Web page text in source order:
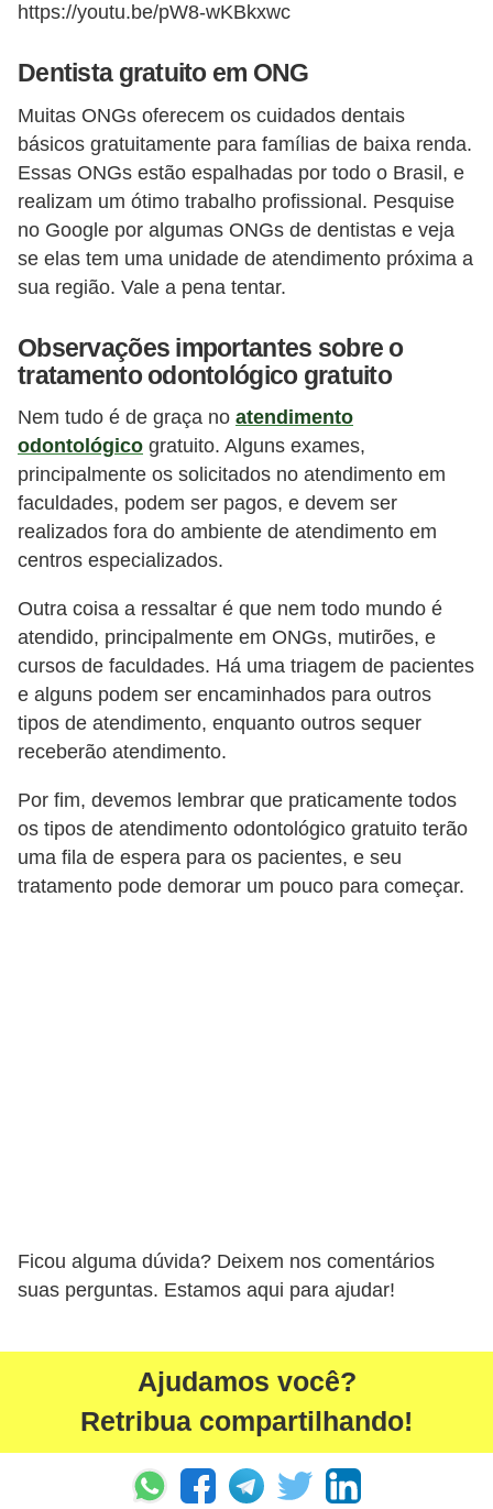
https://youtu.be/pW8-wKBkxwc
Dentista gratuito em ONG
Muitas ONGs oferecem os cuidados dentais
básicos gratuitamente para famílias de baixa renda.
Essas ONGs estão espalhadas por todo o Brasil, e
realizam um ótimo trabalho profissional. Pesquise
no Google por algumas ONGs de dentistas e veja
se elas tem uma unidade de atendimento próxima a
sua região. Vale a pena tentar.
Observações importantes sobre o
tratamento odontológico gratuito
Nem tudo é de graça no atendimento
odontológico gratuito. Alguns exames,
principalmente os solicitados no atendimento em
faculdades, podem ser pagos, e devem ser
realizados fora do ambiente de atendimento em
centros especializados.
Outra coisa a ressaltar é que nem todo mundo é
atendido, principalmente em ONGs, mutirões, e
cursos de faculdades. Há uma triagem de pacientes
e alguns podem ser encaminhados para outros
tipos de atendimento, enquanto outros sequer
receberão atendimento.
Por fim, devemos lembrar que praticamente todos
os tipos de atendimento odontológico gratuito terão
uma fila de espera para os pacientes, e seu
tratamento pode demorar um pouco para começar.
Ficou alguma dúvida? Deixem nos comentários
suas perguntas. Estamos aqui para ajudar!
Ajudamos você?
Retribua compartilhando!